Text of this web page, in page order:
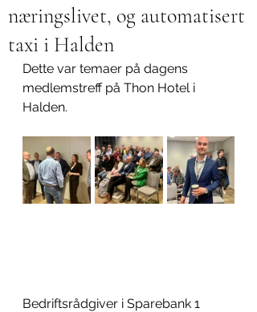
næringslivet, og automatisert
taxi i Halden
Dette var temaer på dagens
medlemstreff på Thon Hotel i
Halden.
Bedriftsrådgiver i Sparebank 1